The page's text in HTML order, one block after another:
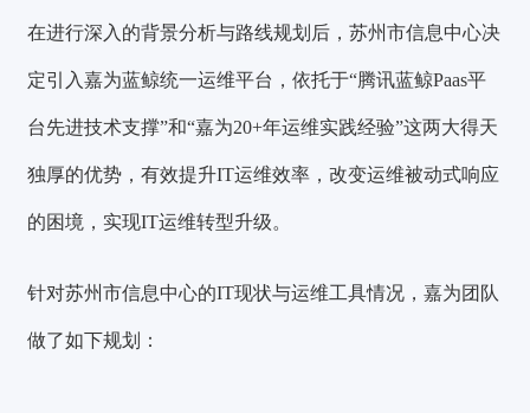
在进行深入的背景分析与路线规划后，苏州市信息中心决
定引入嘉为蓝鲸统一运维平台，依托于“腾讯蓝鲸Paas平
台先进技术支撑”和“嘉为20+年运维实践经验”这两大得天
独厚的优势，有效提升IT运维效率，改变运维被动式响应
的困境，实现IT运维转型升级。
针对苏州市信息中心的IT现状与运维工具情况，嘉为团队
做了如下规划：